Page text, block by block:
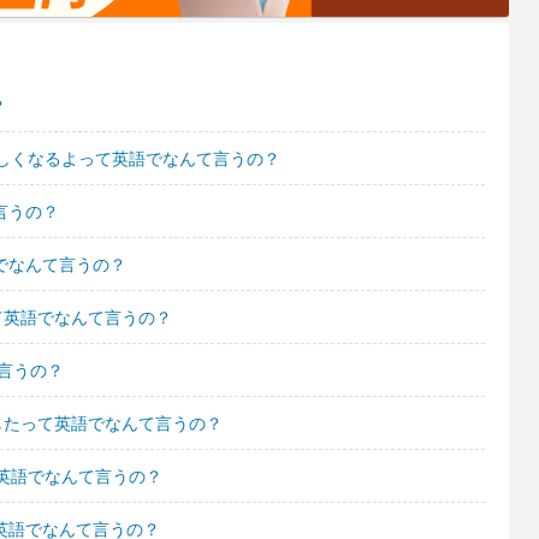
なるよって英語でなんて言うの？
うの？
なんて言うの？
語でなんて言うの？
うの？
って英語でなんて言うの？
語でなんて言うの？
でなんて言うの？